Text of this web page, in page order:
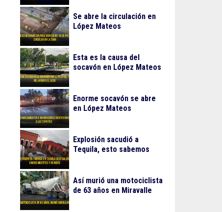
Se abre la circulación en
López Mateos
Esta es la causa del
socavón en López Mateos
Enorme socavón se abre
en López Mateos
Explosión sacudió a
Tequila, esto sabemos
Así murió una motociclista
de 63 años en Miravalle